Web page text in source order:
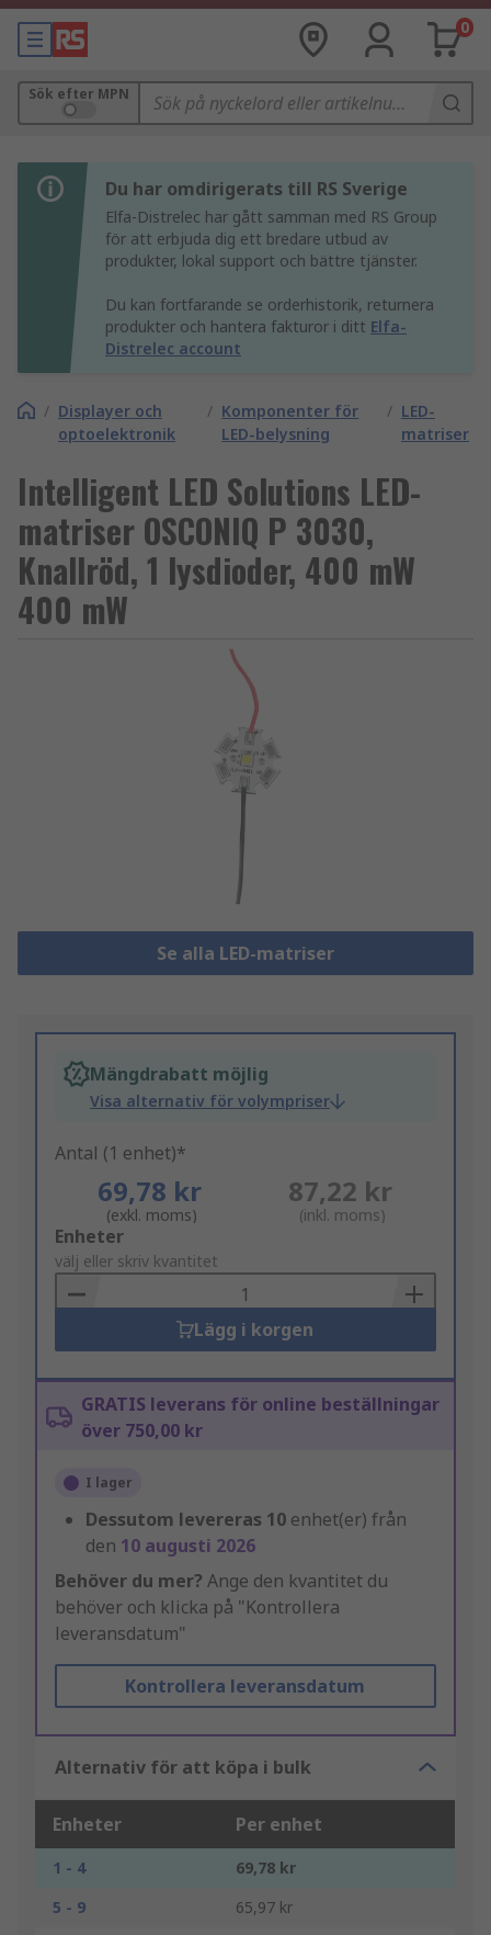
0
Sök efter MPN
Du har omdirigerats till RS Sverige
Elfa-Distrelec har gått samman med RS Group
för att erbjuda dig ett bredare utbud av
produkter, lokal support och bättre tjänster.
Du kan fortfarande se orderhistorik, returnera
produkter och hantera fakturor i ditt Elfa-
Distrelec account
/ Displayer och
optoelektronik
/ Komponenter för
LED-belysning
/ LED-
matriser
Intelligent LED Solutions LED-
matriser OSCONIQ P 3030,
Knallröd, 1 lysdioder, 400 mW
400 mW
Se alla LED-matriser
Mängdrabatt möjlig
Visa alternativ för volympriser
Antal (1 enhet)*
69,78 kr
(exkl. moms)
87,22 kr
(inkl. moms)
Add
to
Basket
Enheter
välj eller skriv kvantitet
Lägg i korgen
GRATIS leverans för online beställningar
över 750,00 kr
I lager
Dessutom levereras 10 enhet(er) från
den 10 augusti 2026
Behöver du mer? Ange den kvantitet du
behöver och klicka på "Kontrollera
leveransdatum"
Kontrollera leveransdatum
Alternativ för att köpa i bulk
Enheter Per enhet
1 - 4
69,78 kr
5 - 9
65,97 kr